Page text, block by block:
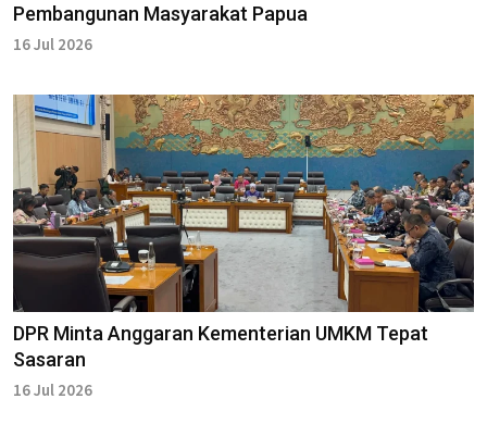
Pembangunan Masyarakat Papua
16 Jul 2026
DPR Minta Anggaran Kementerian UMKM Tepat
Sasaran
16 Jul 2026